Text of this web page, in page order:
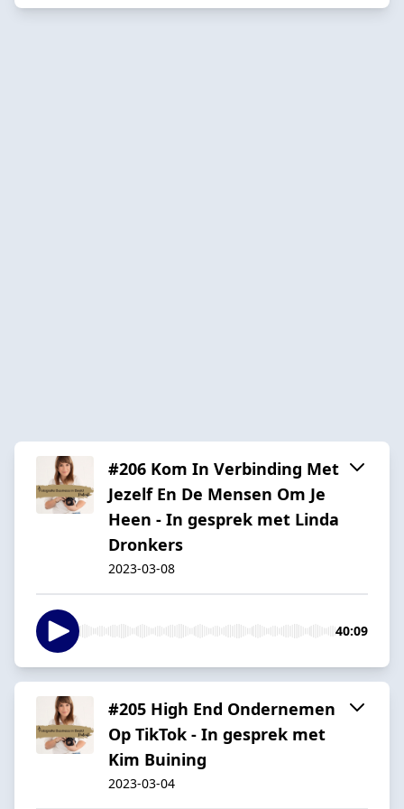
#206 Kom In Verbinding Met
Jezelf En De Mensen Om Je
Heen - In gesprek met Linda
Dronkers
2023-03-08
40:09
#205 High End Ondernemen
Op TikTok - In gesprek met
Kim Buining
2023-03-04